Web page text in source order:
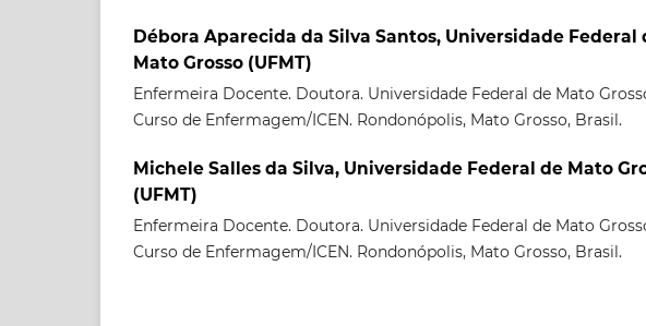
Débora Aparecida da Silva Santos, Universidade Federal
Mato Grosso (UFMT)
Enfermeira Docente. Doutora. Universidade Federal de Mato
Curso de Enfermagem/ICEN. Rondonópolis, Mato Grosso, Brasil.
Michele Salles da Silva, Universidade Federal de Mato
(UFMT)
Enfermeira Docente. Doutora. Universidade Federal de Mato
Curso de Enfermagem/ICEN. Rondonópolis, Mato Grosso, Brasil.